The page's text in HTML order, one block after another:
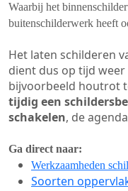
Waarbij het
buitenschilderwerk heeft
Het laten schilderen
dient dus op tijd
bijvoorbeeld houtrot
tijdig een
schakelen, de
Ga direct naar:
Werkzaamheden
Soorten